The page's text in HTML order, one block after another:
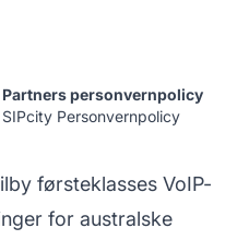
Partners personvernpolicy
SIPcity Personvernpolicy
førsteklasses VoIP-
for australske